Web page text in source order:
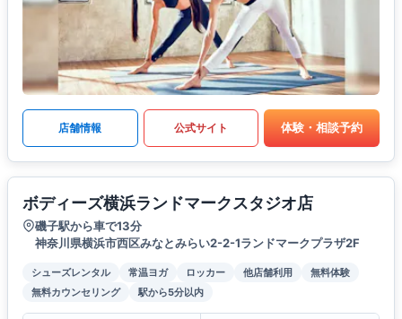
店舗情報 公式サイト 体験・相談予約
ボディーズ横浜ランドマークスタジオ店
磯子駅から車で13分
神奈川県横浜市西区みなとみらい2-2-1ランドマークプラザ2F
シューズレンタル 常温ヨガ ロッカー 他店舗利用
無料体験
無料カウンセリング
駅から5分以内